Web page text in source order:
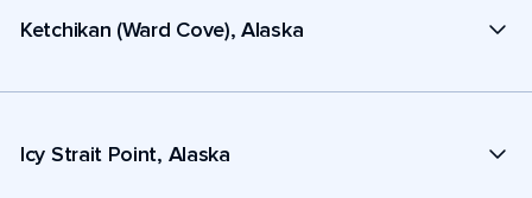
Ketchikan (Ward Cove), Alaska
Icy Strait Point, Alaska